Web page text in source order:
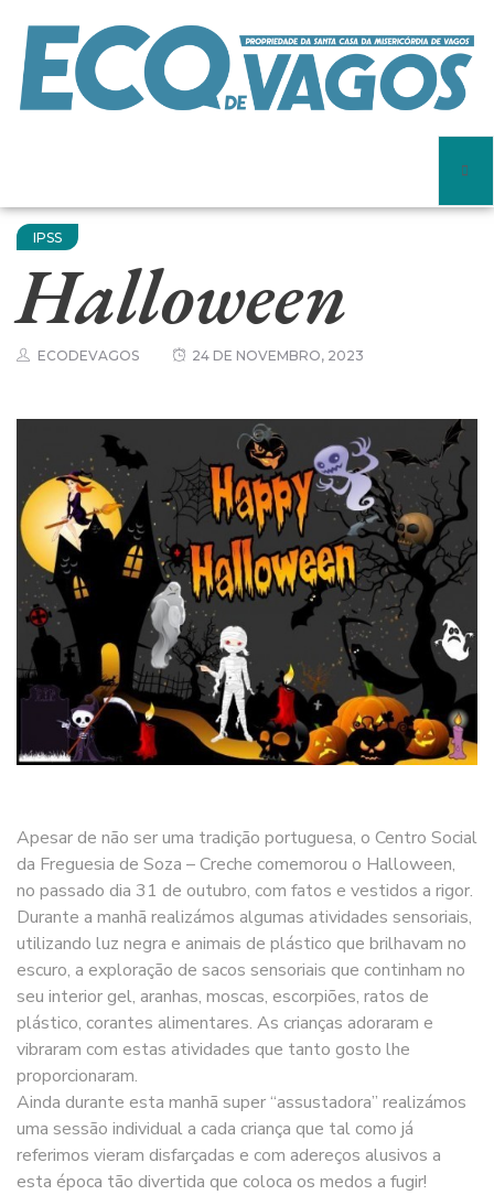
IPSS
Halloween
ECODEVAGOS 24 DE NOVEMBRO, 2023
Apesar de não ser uma tradição portuguesa, o Centro Social
da Freguesia de Soza – Creche comemorou o Halloween,
no passado dia 31 de outubro, com fatos e vestidos a rigor.
Durante a manhã realizámos algumas atividades sensoriais,
utilizando luz negra e animais de plástico que brilhavam no
escuro, a exploração de sacos sensoriais que continham no
seu interior gel, aranhas, moscas, escorpiões, ratos de
plástico, corantes alimentares. As crianças adoraram e
vibraram com estas atividades que tanto gosto lhe
proporcionaram.
Ainda durante esta manhã super “assustadora” realizámos
uma sessão individual a cada criança que tal como já
referimos vieram disfarçadas e com adereços alusivos a
esta época tão divertida que coloca os medos a fugir!